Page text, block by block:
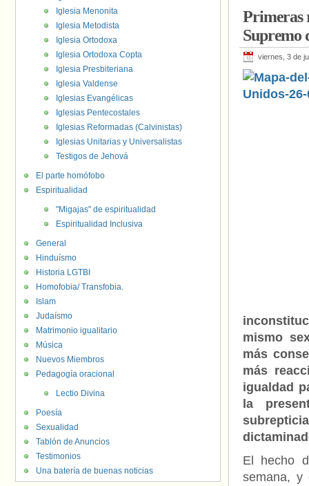
Primeras
Supremo
viernes, 3 de
mismo
más
más
igualdad
la
El hecho
semana, y
Iglesia Menonita
Iglesia Metodista
Iglesia Ortodoxa
Iglesia Ortodoxa Copta
Iglesia Presbiteriana
Iglesia Valdense
Iglesias Evangélicas
Iglesias Pentecostales
Iglesias Reformadas (Calvinistas)
Iglesias Unitarias y Universalistas
Testigos de Jehová
El parte homófobo
Espiritualidad
"Migajas" de espiritualidad
Espiritualidad Inclusiva
General
Hinduísmo
Historia LGTBI
Homofobia/ Transfobia.
Islam
Judaísmo
Matrimonio igualitario
Música
Nuevos Miembros
Pedagogía oracional
Lectio Divina
Poesía
Sexualidad
Tablón de Anuncios
Testimonios
Una batería de buenas noticias